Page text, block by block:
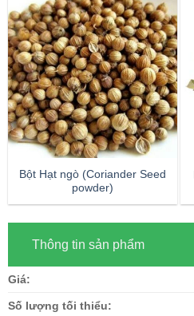
Bột Hạt ngò (Coriander Seed
powder)
Thông tin sản phẩm
Giá:
Số lượng tối thiểu: